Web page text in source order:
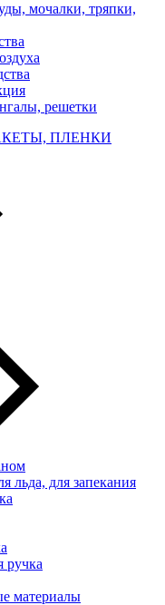
мочалки, тряпки,
решетки
ПЛЕНКИ
льда, для запекания
ручка
материалы